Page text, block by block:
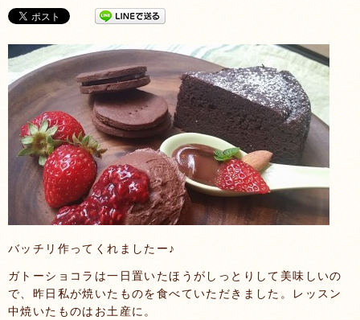
バッチリ作ってくれましたー♪
ガトーショコラは一日置いたほうがしっとりして美味しいの
で、昨日私が焼いたものを食べていただきました。レッスン
中焼いたものはお土産に。